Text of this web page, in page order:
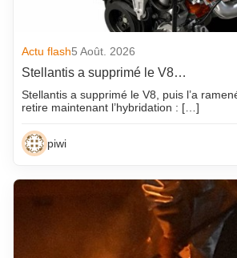
Actu flash5 Août. 2026
Stellantis a supprimé le V8…
Stellantis a supprimé le V8, puis l’a
retire maintenant l’hybridation : […]
piwi